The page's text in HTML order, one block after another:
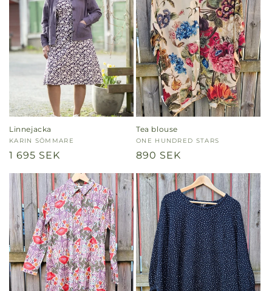
Linnejacka
Säljare:
KARIN SÖMMARE
Ordinarie
1 695 SEK
Tea blouse
Säljare:
ONE HUNDRED STARS
Ordinarie
890 SEK